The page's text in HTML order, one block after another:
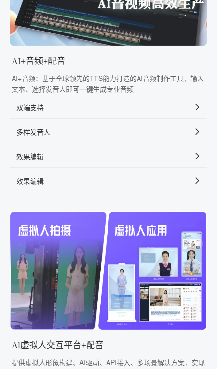
AI+音频+配音
AI+音频：基于全球领先的TTS能力打造的AI音频制作工具，输入
文本、选择发音人即可一键生成专业音频
双端支持
多样发音人
效果编辑
效果编辑
Al虚拟人交互平台+配音
提供虚拟人形象构建、AI驱动、API接入、多场景解决方案，实现